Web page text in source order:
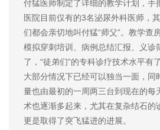
付猛医师制定了详细的教学计划，手
医院目前仅有的3名泌尿外科医师，
们都会亲切地叫付猛“师父”。教学查
模拟穿刺培训、病例总结汇报、义
了，“徒弟们”的专科诊疗技术水平有
大部分情况下已经可以独当一面，同
量也由最初的一周两三台到现在的每
术也逐渐多起来，尤其在复杂结石的
更是取得了突飞猛进的进展。